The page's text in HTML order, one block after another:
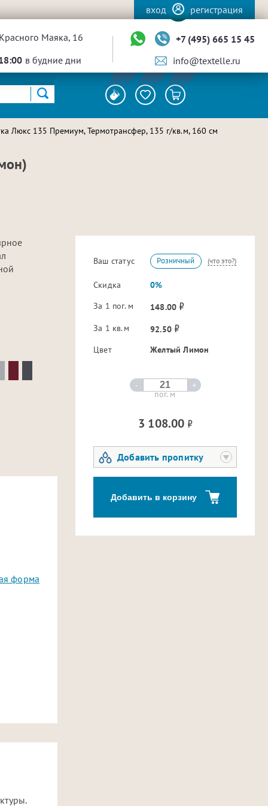
вход регистрация
Маяка, 16
в будние дни
+7 (495) 665 15 45
info@textelle.ru
Люкс 135 Премиум, Термотрансфер, 135 г/кв.м, 160 см
форма
Ваш статус Розничный (что это?)
Скидка
0%
За 1 пог. м
148.00
За 1 кв.м
92.50
Цвет
Желтый Лимон
- +
пог. м
3 108.00
Добавить пропитку
Добавить в корзину